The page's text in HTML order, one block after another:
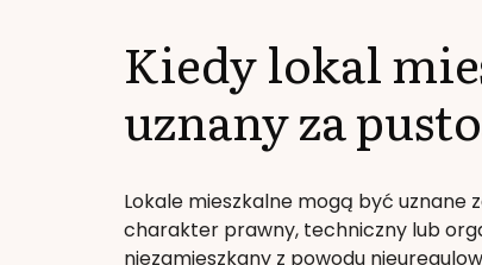
Kiedy lokal
uznany za
Lokale mieszkalne mogą być uznane
charakter prawny, techniczny lub
niezamieszkany z powodu